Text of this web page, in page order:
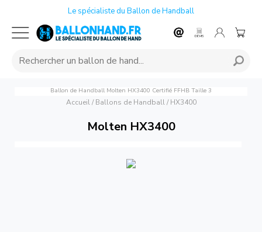
Le spécialiste du Ballon de Handball
Ballon de Handball Molten HX3400 Certifié FFHB Taille 3
Accueil/ Ballons de Handball/ HX3400
Molten HX3400